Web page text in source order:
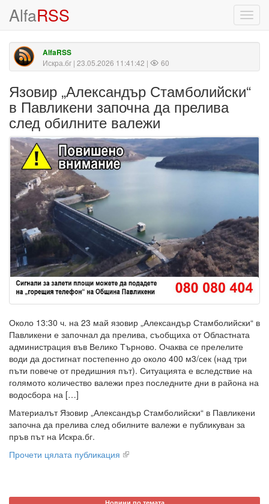
AlfaRSS
AlfaRSS
Искра.бг | 23.05.2026 11:41:42 | 60
Язовир „Александър Стамболийски“
в Павликени започна да прелива
след обилните валежи
Около 13:30 ч. на 23 май язовир „Александър Стамболийски“ в
Павликени е започнал да прелива, съобщиха от Областната
администрация във Велико Търново. Очаква се прелелите
води да достигнат постепенно до около 400 м3/сек (над три
пъти повече от предишния път). Ситуацията е вследствие на
голямото количество валежи през последните дни в района на
водосбора на […]
Материалът Язовир „Александър Стамболийски“ в Павликени
започна да прелива след обилните валежи е публикуван за
пръв път на Искра.бг.
Прочети цялата публикация